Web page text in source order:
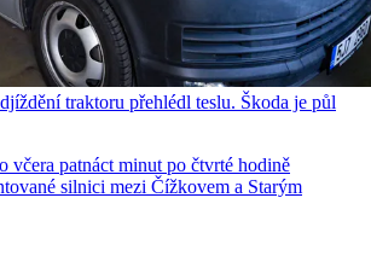
traktoru přehlédl teslu. Škoda je půl
včera patnáct minut po čtvrté hodině
silnici mezi Čížkovem a Starým